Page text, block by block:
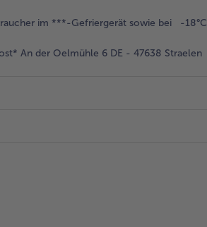
im ***-Gefriergerät sowie bei -18°C
An der Oelmühle 6 DE - 47638 Straelen